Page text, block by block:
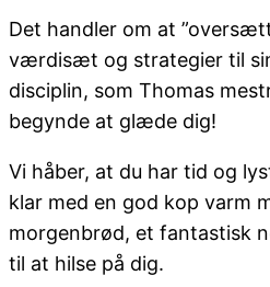
Det handler om at
værdisæt og strategier til
disciplin, som Thomas
begynde at glæde dig!
Vi håber, at du har tid og
klar med en god kop varm
morgenbrød, et fantastisk
til at hilse på dig.